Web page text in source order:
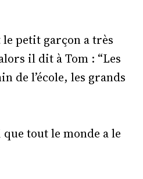
le petit garçon a très
il dit à Tom : “Les
de l’école, les grands
tout le monde a le